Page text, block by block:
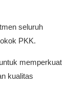
seluruh
PKK.
memperkuat
kualitas